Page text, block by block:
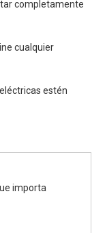
completamente
cualquier
estén
importa